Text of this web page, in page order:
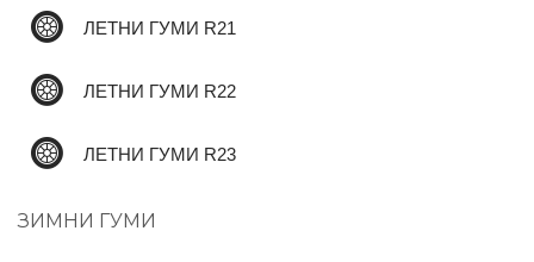
ЛЕТНИ ГУМИ R21
ЛЕТНИ ГУМИ R22
ЛЕТНИ ГУМИ R23
ЗИМНИ ГУМИ